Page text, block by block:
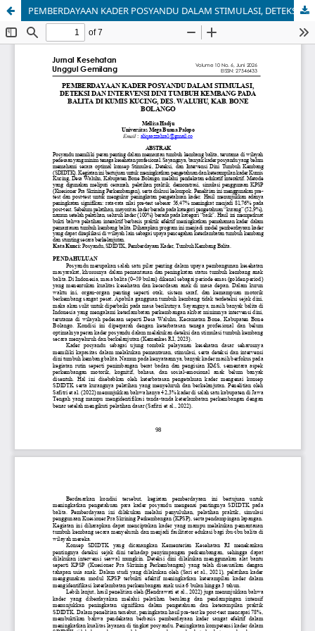
PEMBERDAYAAN KADER POSYANDU DALAM STIMULASI, DETEKSI DAN INTERVENSI DINI TUMBUH KEMBANG PADA BALITA DI KUMIS KUCING, DES. WALUHU, KAB. BONE BOLANGO